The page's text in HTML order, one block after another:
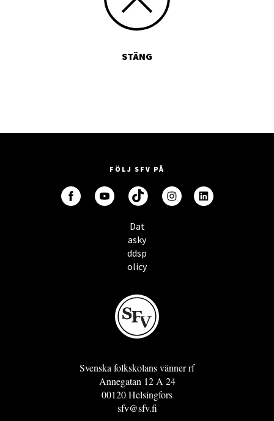
STÄNG
FÖLJ SFV PÅ
Dat
asky
ddsp
olicy
Svenska folkskolans vänner rf
Annegatan 12 A 24
00120 Helsingfors
sfv@sfv.fi